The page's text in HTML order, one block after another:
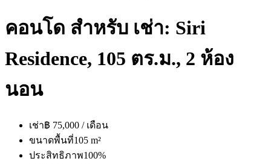
คอนโด สำหรับ เช่า: Siri
Residence, 105 ตร.ม., 2 ห้อง
นอน
เช่า฿ 75,000 / เดือน
ขนาดพื้นที่105 m²
ประสิทธิภาพ100%